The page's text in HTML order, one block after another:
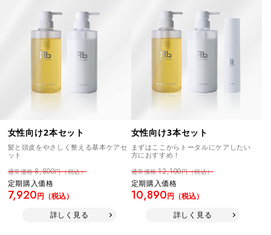
女性向け2本セット
髪と頭皮をやさしく整える基本ケアセ
ット
通常価格8,800円（税込）
定期購入価格
7,920円（税込）
詳しく見る
女性向け3本セット
まずはここからトータルにケアしたい
方におすすめ！
通常価格12,100円（税込）
定期購入価格
10,890円（税込）
詳しく見る